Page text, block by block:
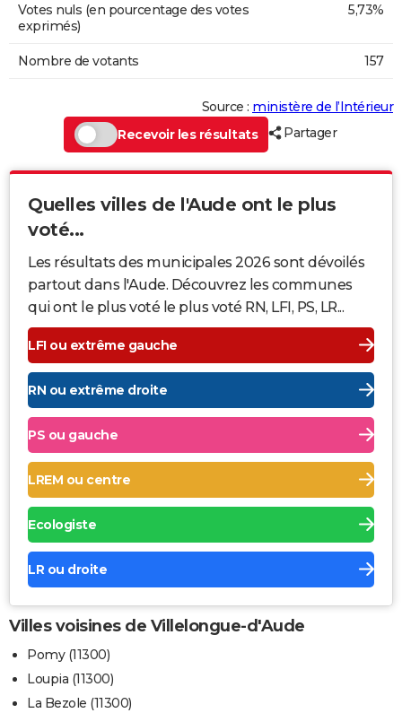
Votes nuls (en pourcentage des votes
exprimés)
5,73%
Nombre de votants 157
Source : ministère de l’Intérieur
Recevoir les résultats
Partager
Quelles villes de l'Aude ont le plus
voté...
Les résultats des municipales 2026 sont dévoilés
partout dans l'Aude. Découvrez les communes
qui ont le plus voté le plus voté RN, LFI, PS, LR...
LFI ou extrême gauche
RN ou extrême droite
PS ou gauche
LREM ou centre
Ecologiste
LR ou droite
Villes voisines de Villelongue-d'Aude
Pomy (11300)
Loupia (11300)
La Bezole (11300)